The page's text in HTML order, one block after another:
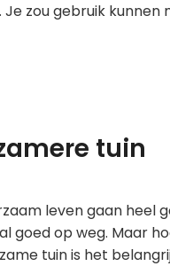
zou gebruik kunnen
tuin
leven gaan heel
goed op weg. Maar
tuin is het